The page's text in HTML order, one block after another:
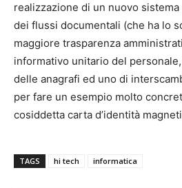
realizzazione di un nuovo
dei flussi documentali (che ha lo
maggiore trasparenza
informativo unitario del
delle anagrafi ed uno di
per fare un esempio molto
cosiddetta carta d’identità
TAGS hi tech informatica